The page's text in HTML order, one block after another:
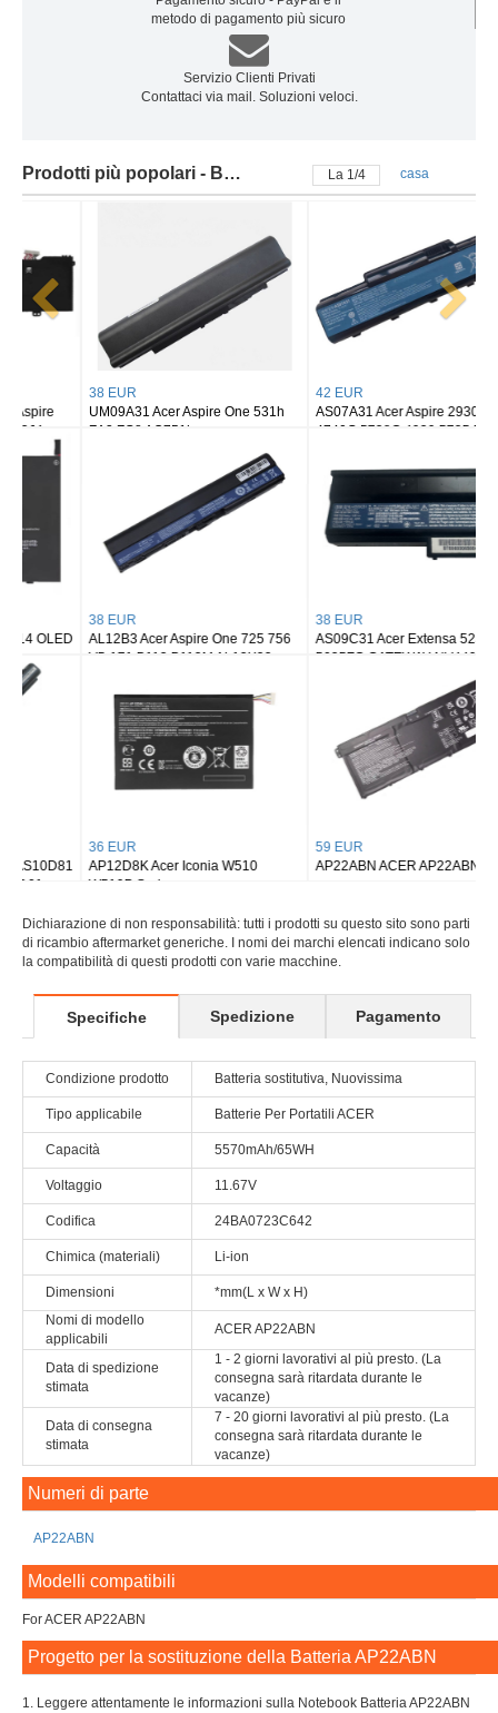
metodo di pagamento più sicuro
Servizio Clienti Privati
Contattaci via mail. Soluzioni veloci.
Prodotti più popolari - Batteria acer La 2/4 casa
UM09A31 Acer Aspire One 531h
ZA3 ZG8 AO751h
AS07A31 Acer Aspire 2930G
4740G 5738G 4930 5735 5740
AL12B3 Acer Aspire One 725 756
V5-171 B113 B113M AL12X32
AS09C31 Acer Extensa 5235
5635ZG GATEWAY NV4400
AP12D8K Acer Iconia W510
W510P Series
AP22ABN ACER AP22ABN
Dichiarazione di non responsabilità: tutti i prodotti su questo sito sono parti
di ricambio aftermarket generiche. I nomi dei marchi elencati indicano solo
la compatibilità di questi prodotti con varie macchine.
Specifiche Spedizione Pagamento
Condizione prodotto Batteria sostitutiva, Nuovissima
Tipo applicabile Batterie Per Portatili ACER
Capacità 5570mAh/65WH
Voltaggio 11.67V
Codifica 24BA0723C642
Chimica (materiali) Li-ion
Dimensioni
*mm(L x W x H)
Nomi di modello
applicabili
ACER AP22ABN
Data di spedizione
stimata
1 - 2 giorni lavorativi al più presto. (La
consegna sarà ritardata durante le
vacanze)
Data di consegna
stimata
7 - 20 giorni lavorativi al più presto. (La
consegna sarà ritardata durante le
vacanze)
Numeri di parte
AP22ABN
Modelli compatibili
For ACER AP22ABN
Progetto per la sostituzione della Batteria AP22ABN
1. Leggere attentamente le informazioni sulla Notebook Batteria AP22ABN